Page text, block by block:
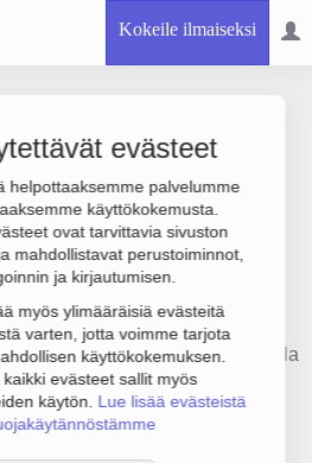
Kokeile ilmaiseksi
evästeet
helpottaaksemme palvelumme
käyttökokemusta.
ovat tarvittavia sivuston
mahdollistavat perustoiminnot,
ja kirjautumisen.
myös ylimääräisiä evästeitä
varten, jotta voimme tarjota
käyttökokemuksen.
evästeet sallit myös
käytön. Lue lisää evästeistä
Oy liikevaihto on 867
6. Sen päätoimiala
2008 ja sijainti
Osakeyhtiö (OY).